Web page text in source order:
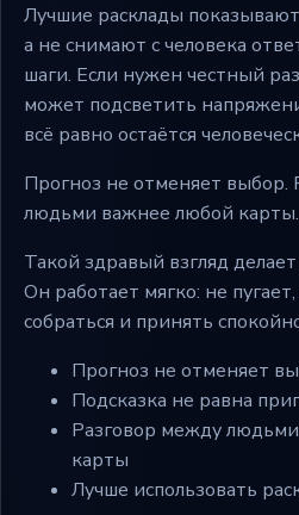
Лучшие расклады
а не снимают с человека
шаги. Если нужен честный
может подсветить
всё равно остаётся
Прогноз не отменяет выбор.
людьми важнее любой карты.
Такой здравый взгляд
Он работает мягко: не
собраться и принять
Прогноз не отменяет
Подсказка не равна
Разговор между
карты
Лучше использовать